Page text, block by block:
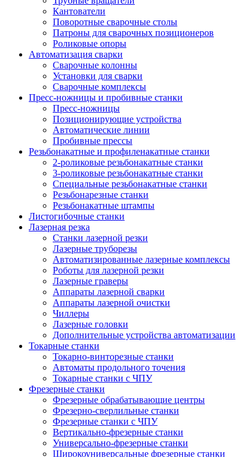
Кантователи
Поворотные сварочные столы
Патроны для сварочных позиционеров
Роликовые опоры
Автоматизация сварки
Сварочные колонны
Установки для сварки
Сварочные комплексы
Пресс-ножницы и пробивные станки
Пресс-ножницы
Позиционирующие устройства
Автоматические линии
Пробивные прессы
Резьбонакатные и профиленакатные станки
2-роликовые резьбонакатные станки
3-роликовые резьбонакатные станки
Специальные резьбонакатные станки
Резьбонарезные станки
Резьбонакатные штампы
Листогибочные станки
Лазерная резка
Станки лазерной резки
Лазерные труборезы
Автоматизированные лазерные комплексы
Роботы для лазерной резки
Лазерные граверы
Аппараты лазерной сварки
Аппараты лазерной очистки
Чиллеры
Лазерные головки
Дополнительные устройства автоматизации
Токарные станки
Токарно-винторезные станки
Автоматы продольного точения
Токарные станки с ЧПУ
Фрезерные станки
Фрезерные обрабатывающие центры
Фрезерно-сверлильные станки
Фрезерные станки с ЧПУ
Вертикально-фрезерные станки
Универсально-фрезерные станки
Широкоуниверсальные фрезерные станки